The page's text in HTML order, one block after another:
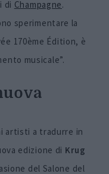
di Champagne.
sperimentare la
170ème Édition, è
musicale”.
artisti a tradurre in
edizione di Krug
del Salone del